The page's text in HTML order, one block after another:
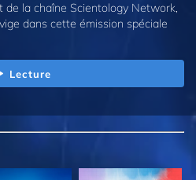
la chaîne Scientology Network,
dans cette émission spéciale
Lecture